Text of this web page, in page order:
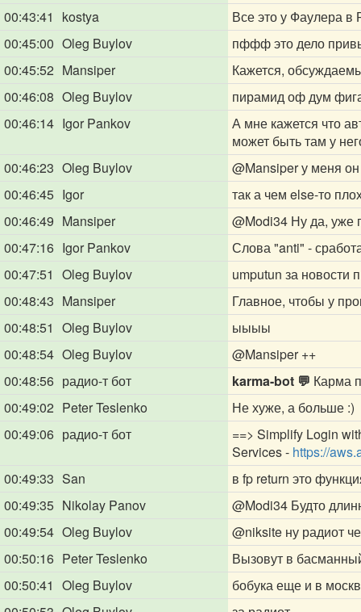
00:43:41
kostya
Все это у Фаулера в
00:45:00 Oleg Buylov
пффф это дело
00:45:52 Mansiper
Кажется,
00:46:08 Oleg Buylov
пирамид оф дум
00:46:14 Igor Pankov
А мне кажется что
может быть там у
00:46:23 Oleg Buylov @Mansiperу меня он
00:46:45 Igor
так а чем else-то
00:46:49 Mansiper @Modi34 Ну да, уже
00:47:16 Igor Pankov
Слова "anti" -
00:47:51 Oleg Buylov
umputun за новости
00:48:43 Mansiper
Главное, чтобы у
00:48:51 Oleg Buylov
ыыыы
00:48:54 Oleg Buylov @Mansiper++
00:48:56 радио-т бот karma-bot 💬 Карма
00:49:02 Peter Teslenko
Не хуже, а больше :)
00:49:06 радио-т бот
==> Simplify Login
Services - https://
00:49:33 San
в fp return это
00:49:35 Nikolay Panov @Modi34 Будто
00:49:54 Oleg Buylov @niksite ну радиот
00:50:16 Peter Teslenko
Вызовут в
00:50:41 Oleg Buylov
бобука еще и в